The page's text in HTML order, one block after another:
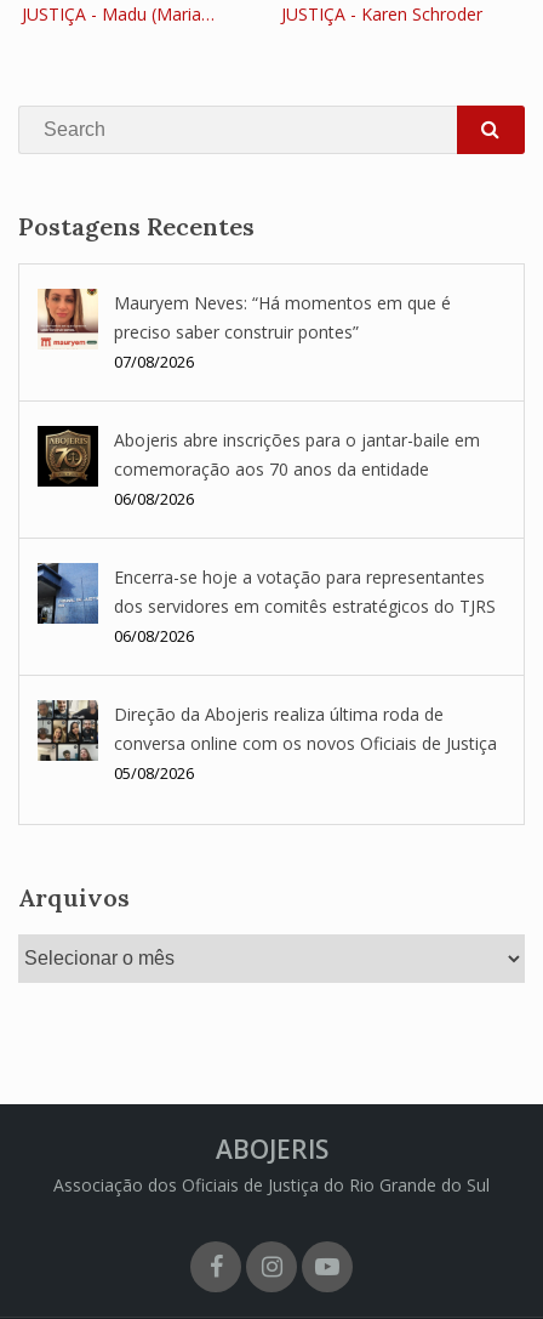
JUSTIÇA - Madu (Maria…
JUSTIÇA - Karen Schroder
Search
Postagens Recentes
Mauryem Neves: “Há momentos em que é
preciso saber construir pontes”
07/08/2026
Abojeris abre inscrições para o jantar-baile em
comemoração aos 70 anos da entidade
06/08/2026
Encerra-se hoje a votação para representantes
dos servidores em comitês estratégicos do TJRS
06/08/2026
Direção da Abojeris realiza última roda de
conversa online com os novos Oficiais de Justiça
05/08/2026
Arquivos
Arquivos
ABOJERIS
Associação dos Oficiais de Justiça do Rio Grande do Sul
FacebookInstagram
Youtube